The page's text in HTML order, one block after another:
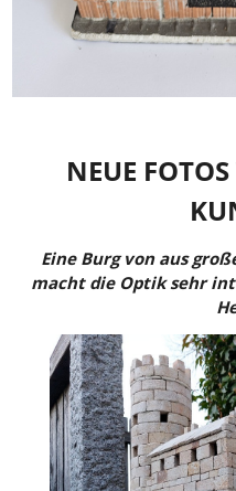
NEUE
Eine Burg von aus
macht die Optik sehr